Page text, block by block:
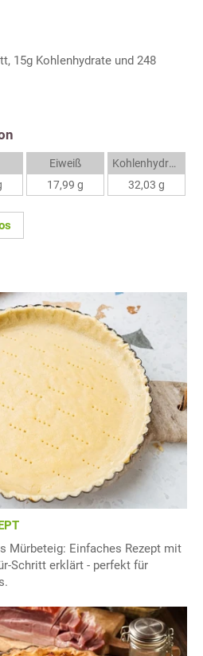
15g Kohlenhydrate und 248
Eiweiß
17,99 g
Kohlenhydrate
32,03 g
Mürbeteig: Einfaches Rezept mit
Schritt erklärt - perfekt für